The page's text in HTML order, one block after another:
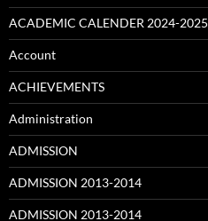
ACADEMIC CALENDER 2024-2025
Account
ACHIEVEMENTS
Administration
ADMISSION
ADMISSION 2013-2014
ADMISSION 2013-2014